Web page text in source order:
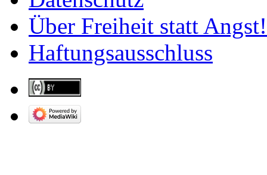
Über Freiheit statt Angst!
Haftungsausschluss